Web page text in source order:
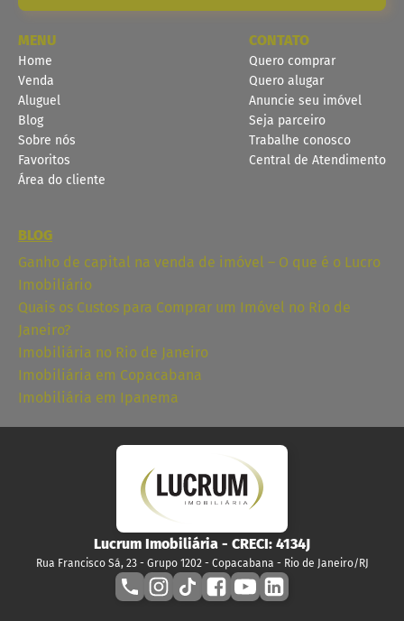
MENU
Home
Venda
Aluguel
Blog
Sobre nós
Favoritos
Área do cliente
CONTATO
Quero comprar
Quero alugar
Anuncie seu imóvel
Seja parceiro
Trabalhe conosco
Central de Atendimento
BLOG
Ganho de capital na venda de imóvel – O que é o Lucro
Imobiliário
Quais os Custos para Comprar um Imóvel no Rio de
Janeiro?
Imobiliária no Rio de Janeiro
Imobiliária em Copacabana
Imobiliária em Ipanema
Lucrum Imobiliária - CRECI: 4134J
Rua Francisco Sá, 23 - Grupo 1202 - Copacabana - Rio de Janeiro/RJ